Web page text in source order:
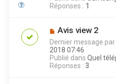
Réponses : 1
Avis view 2
Dernier message par
2018 07:46
Publié dans Quel
Réponses : 3